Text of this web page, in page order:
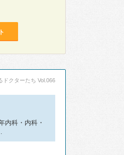
ドクターたち Vol.066
内科・内科・